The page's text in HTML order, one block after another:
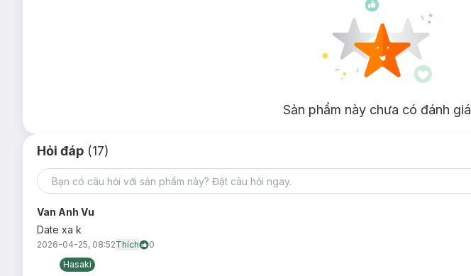
Sản phẩm này chưa có đánh giá
Hỏi đáp (17)
Van Anh Vu
Date xa k
2026-04-25, 08:52Thích
0
Hasaki